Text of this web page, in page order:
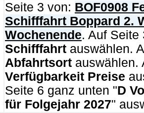
Seite 3 von: BOF0908
Schifffahrt Boppard 2.
Wochenende. Auf
Schifffahrt auswählen.
Abfahrtsort auswählen.
Verfügbarkeit Preise
Seite 6 ganz unten "D
für Folgejahr 2027"